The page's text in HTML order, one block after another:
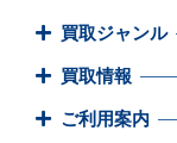
買取ジャンル
買取情報
ご利用案内